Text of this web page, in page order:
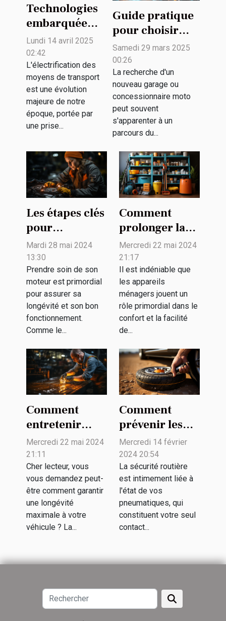
Technologies
embarquées
pour
véhicules
électriques
innovations
et
maintenance
Lundi 14 avril 2025
02:42
L'électrification des
moyens de transport
est une évolution
majeure de notre
époque, portée par
une prise...
Guide pratique
pour choisir
votre prochain
garage ou
concessionnaire
moto
Samedi 29 mars 2025
00:26
La recherche d'un
nouveau garage ou
concessionnaire moto
peut souvent
s'apparenter à un
parcours du...
Les étapes clés
pour
l'entretien
régulier de
votre moteur
Mardi 28 mai 2024
13:30
Prendre soin de son
moteur est primordial
pour assurer sa
longévité et son bon
fonctionnement.
Comme le...
Comment
prolonger la
durée de vie
de vos
appareils
ménagers
grâce à un
entretien
régulier
Mercredi 22 mai 2024
21:17
Il est indéniable que
les appareils
ménagers jouent un
rôle primordial dans le
confort et la facilité
de...
Comment
entretenir
votre véhicule
pour en
prolonger la
durée de vie
Mercredi 22 mai 2024
21:11
Cher lecteur, vous
vous demandez peut-
être comment garantir
une longévité
maximale à votre
véhicule ? La...
Comment
prévenir les
crevaisons et
maintenir vos
pneus en bon
état
Mercredi 14 février
2024 20:54
La sécurité routière
est intimement liée à
l'état de vos
pneumatiques, qui
constituent votre seul
contact...